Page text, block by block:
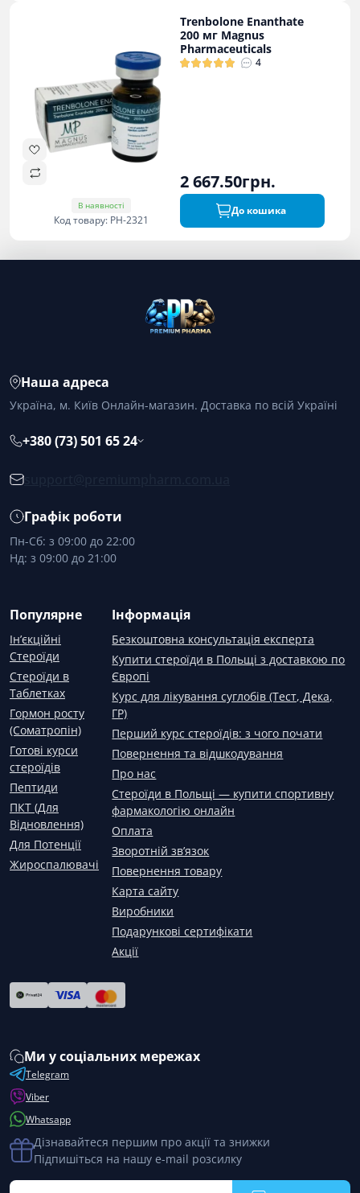
В наявності
Код товару: PH-2321
Trenbolone Enanthate
200 мг Magnus
Pharmaceuticals
4
2 667.50грн.
До кошика
Наша адреса
Україна, м. Київ Онлайн-магазин. Доставка по всій Україні
+380 (73) 501 65 24
Графік роботи
Пн-Сб: з 09:00 до 22:00
Нд: з 09:00 до 21:00
Популярне
Ін’єкційні
Стероїди
Стероїди в
Таблетках
Гормон росту
(Соматропін)
Готові курси
стероїдів
Пептиди
ПКТ (Для
Відновлення)
Для Потенції
Жироспалювачі
Інформація
Безкоштовна консультація експерта
Купити стероїди в Польщі з доставкою по
Європі
Курс для лікування суглобів (Тест, Дека,
ГР)
Перший курс стероїдів: з чого почати
Повернення та відшкодування
Про нас
Стероїди в Польщі — купити спортивну
фармакологію онлайн
Оплата
Зворотній зв’язок
Повернення товару
Карта сайту
Виробники
Подарункові сертифікати
Акції
Ми у соціальних мережах
Telegram
Viber
Whatsapp
Дізнавайтеся першим про акції та знижки
Підпишіться на нашу e-mail розсилку